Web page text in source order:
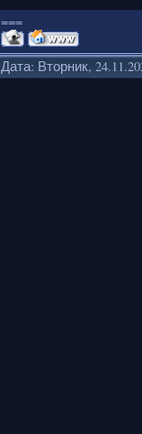
===
Дата: Вторник,